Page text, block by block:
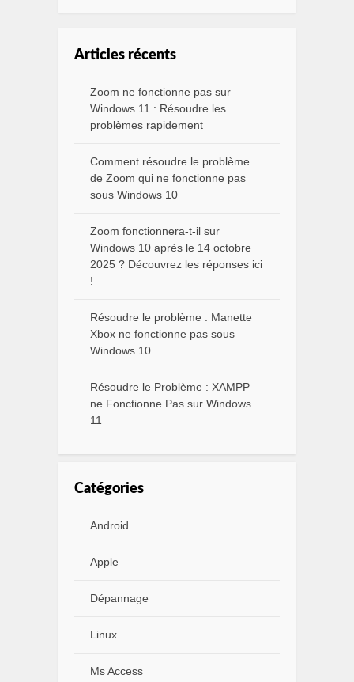
Articles récents
Zoom ne fonctionne pas sur
Windows 11 : Résoudre les
problèmes rapidement
Comment résoudre le problème
de Zoom qui ne fonctionne pas
sous Windows 10
Zoom fonctionnera-t-il sur
Windows 10 après le 14 octobre
2025 ? Découvrez les réponses ici
!
Résoudre le problème : Manette
Xbox ne fonctionne pas sous
Windows 10
Résoudre le Problème : XAMPP
ne Fonctionne Pas sur Windows
11
Catégories
Android
Apple
Dépannage
Linux
Ms Access